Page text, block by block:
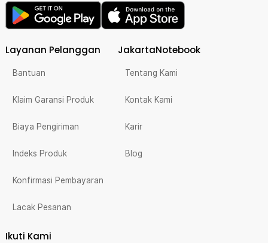
Layanan Pelanggan
Bantuan
Klaim Garansi Produk
Biaya Pengiriman
Indeks Produk
Konfirmasi Pembayaran
Lacak Pesanan
JakartaNotebook
Tentang Kami
Kontak Kami
Karir
Blog
Ikuti Kami